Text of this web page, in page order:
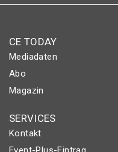
CE TODAY
Mediadaten
Abo
Magazin
SERVICES
Kontakt